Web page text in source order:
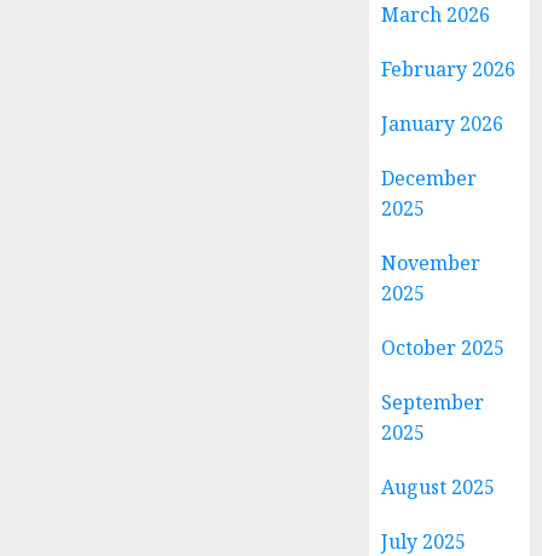
March 2026
February 2026
January 2026
December
2025
November
2025
October 2025
September
2025
August 2025
July 2025